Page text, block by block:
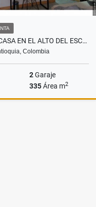
SE VENDE CASA EN EL ALTO DEL ESCOBERO ENVIGADO
Colombia
2Garaje
335Área m2